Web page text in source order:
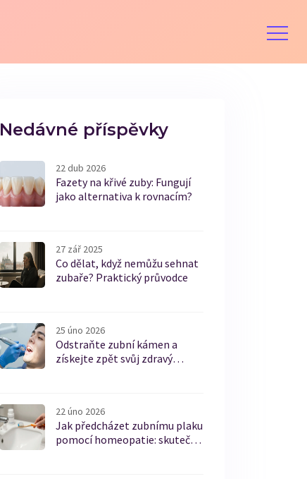
Nedávné příspěvky
22 dub 2026
Fazety na křivé zuby: Fungují
jako alternativa k rovnacím?
27 zář 2025
Co dělat, když nemůžu sehnat
zubaře? Praktický průvodce
25 úno 2026
Odstraňte zubní kámen a
získejte zpět svůj zdravý
22 úno 2026
Jak předcházet zubnímu plaku
pomocí homeopatie: skutečné